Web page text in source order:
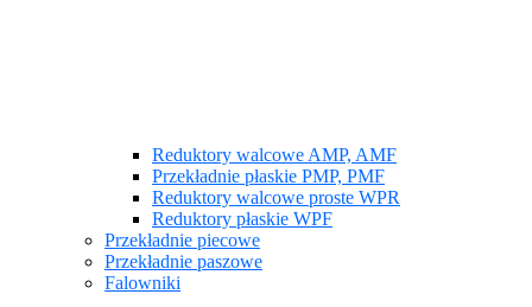
Reduktory walcowe AMP, AMF
Przekładnie płaskie PMP, PMF
Reduktory walcowe proste WPR
Reduktory płaskie WPF
Przekładnie piecowe
Przekładnie paszowe
Falowniki